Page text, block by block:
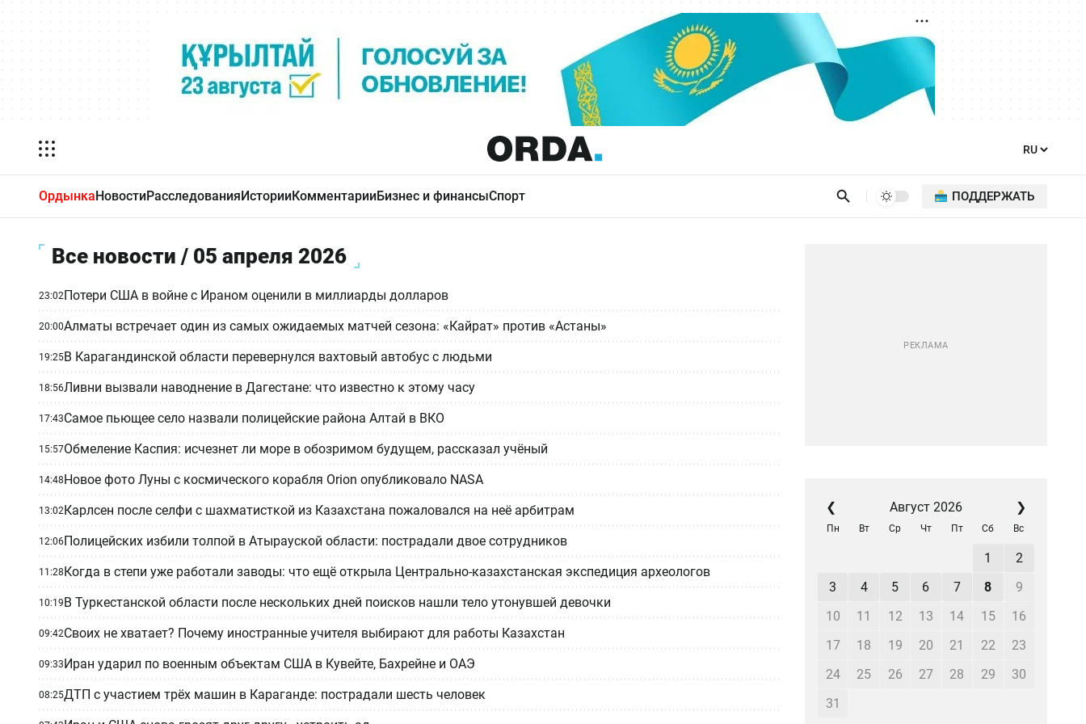
ОрдынкаНовостиРасследованияИсторииКомментарииБизнес и финансыСпорт ПОДДЕРЖАТЬ
Все новости / 05 апреля 2026
23:02Потери США в войне с Ираном оценили в миллиарды долларов
20:00Алматы встречает один из самых ожидаемых матчей сезона: «Кайрат» против «Астаны»
19:25В Карагандинской области перевернулся вахтовый автобус с людьми
18:56Ливни вызвали наводнение в Дагестане: что известно к этому часу
17:43Самое пьющее село назвали полицейские района Алтай в ВКО
15:57Обмеление Каспия: исчезнет ли море в обозримом будущем, рассказал учёный
14:48Новое фото Луны с космического корабля Orion опубликовало NASA
13:02Карлсен после селфи с шахматисткой из Казахстана пожаловался на неё арбитрам
12:06Полицейских избили толпой в Атырауской области: пострадали двое сотрудников
11:28Когда в степи уже работали заводы: что ещё открыла Центрально-казахстанская экспедиция археологов
10:19В Туркестанской области после нескольких дней поисков нашли тело утонувшей девочки
09:42Своих не хватает? Почему иностранные учителя выбирают для работы Казахстан
09:33Иран ударил по военным объектам США в Кувейте, Бахрейне и ОАЭ
08:25ДТП с участием трёх машин в Караганде: пострадали шесть человек
❮ Август 2026 ❯
Пн Вт Ср Чт Пт Сб Вс
1
2
3
4 5 6 7 8
9
10
11 12 13 14 15
16
17
18 19 20 21 22
23
24
25 26 27 28 29
30
31